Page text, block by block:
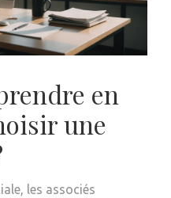
en
une
les associés